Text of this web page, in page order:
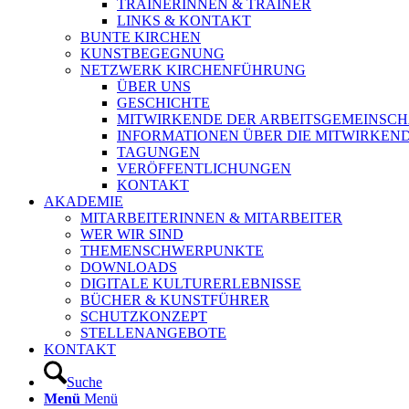
TRAINERINNEN & TRAINER
LINKS & KONTAKT
BUNTE KIRCHEN
KUNSTBEGEGNUNG
NETZWERK KIRCHENFÜHRUNG
ÜBER UNS
GESCHICHTE
MITWIRKENDE DER
INFORMATIONEN ÜBER DIE
TAGUNGEN
VERÖFFENTLICHUNGEN
KONTAKT
AKADEMIE
MITARBEITERINNEN & MITARBEITER
WER WIR SIND
THEMENSCHWERPUNKTE
DOWNLOADS
DIGITALE KULTURERLEBNISSE
BÜCHER & KUNSTFÜHRER
SCHUTZKONZEPT
STELLENANGEBOTE
KONTAKT
Suche
Menü Menü